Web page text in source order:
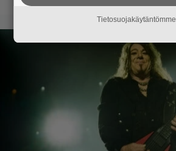
Tietosuojakäytäntömme